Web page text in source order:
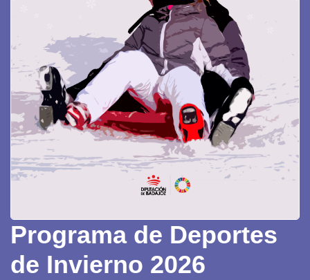
Programa de Deportes
de Invierno 2026